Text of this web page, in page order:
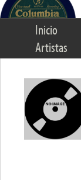
Inicio
Artistas